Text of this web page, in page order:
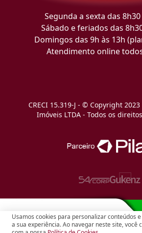
Usamos cookies para personalizar conteúdos
a sua experiência. Ao navegar neste site, você
Segunda a sexta das
Sábado e feriados das
Domingos das 9h às 13h
Atendimento online
CRECI 15.319-J - © Copyright
Imóveis LTDA - Todos os